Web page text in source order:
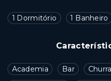
1 Dormitório 1 Banheiro
Academia Bar